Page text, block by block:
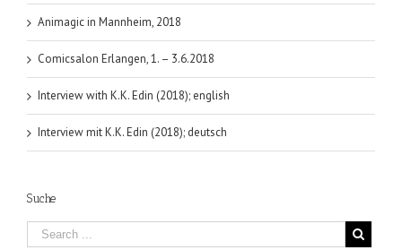
Animagic in Mannheim, 2018
Comicsalon Erlangen, 1. – 3.6.2018
Interview with K.K. Edin (2018); english
Interview mit K.K. Edin (2018); deutsch
Suche